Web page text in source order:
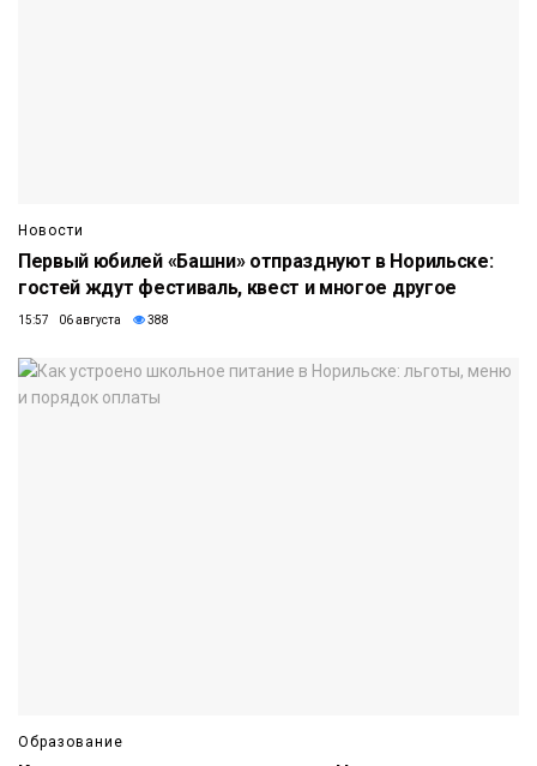
Новости
Первый юбилей «Башни» отпразднуют в Норильске:
гостей ждут фестиваль, квест и многое другое
15:57 06 августа 388
Образование